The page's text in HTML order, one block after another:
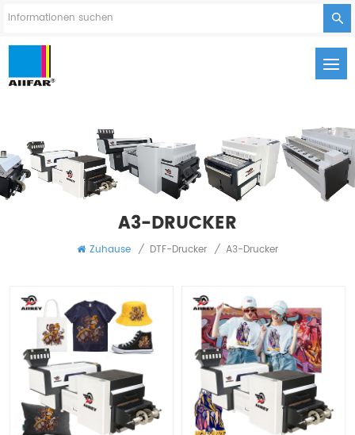
A3-DRUCKER
Zuhause / DTF-Drucker / A3-Drucker